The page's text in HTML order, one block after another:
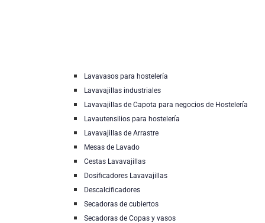
Lavavasos para hostelería
Lavavajillas industriales
Lavavajillas de Capota para negocios de Hostelería
Lavautensilios para hostelería
Lavavajillas de Arrastre
Mesas de Lavado
Cestas Lavavajillas
Dosificadores Lavavajillas
Descalcificadores
Secadoras de cubiertos
Secadoras de Copas y vasos